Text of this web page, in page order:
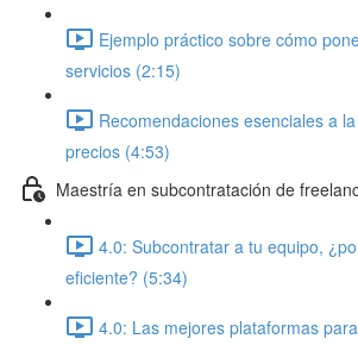
Ejemplo práctico sobre cómo
servicios (2:15)
Recomendaciones esenciales a
precios (4:53)
Maestría en subcontratación de
4.0: Subcontratar a tu equipo,
eficiente? (5:34)
4.0: Las mejores plataformas